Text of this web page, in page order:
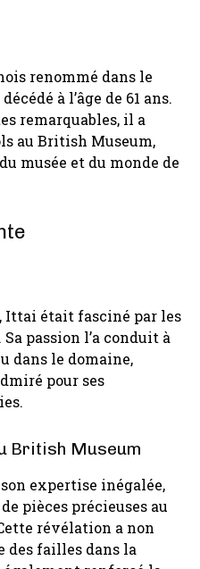
renommé dans le
à l’âge de 61 ans.
remarquables, il a
au British Museum,
musée et du monde de
Ittai était fasciné par les
passion l’a conduit à
dans le domaine,
pour ses
British Museum
expertise inégalée,
pièces précieuses au
révélation a non
des failles dans la